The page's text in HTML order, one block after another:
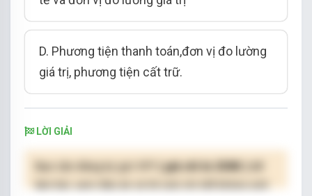
D. Phương tiện thanh toán,đơn vị đo lường
giá trị, phương tiện cất trữ.
LỜI GIẢI
( giá chỉ từ 250K )